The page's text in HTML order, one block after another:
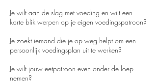
Je wilt aan de slag met voeding en wilt een
korte blik werpen op je eigen voedingspatroon?
Je zoekt iemand die je op weg helpt om een
persoonlijk voedingsplan uit te werken?
Je wilt jouw eetpatroon even onder de loep
nemen?